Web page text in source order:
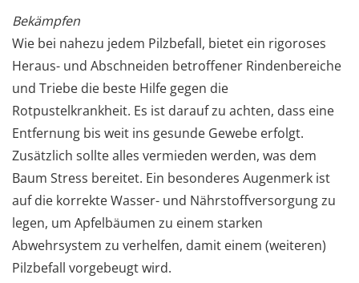
Bekämpfen
Wie bei nahezu jedem Pilzbefall, bietet ein rigoroses
Heraus- und Abschneiden betroffener Rindenbereiche
und Triebe die beste Hilfe gegen die
Rotpustelkrankheit. Es ist darauf zu achten, dass eine
Entfernung bis weit ins gesunde Gewebe erfolgt.
Zusätzlich sollte alles vermieden werden, was dem
Baum Stress bereitet. Ein besonderes Augenmerk ist
auf die korrekte Wasser- und Nährstoffversorgung zu
legen, um Apfelbäumen zu einem starken
Abwehrsystem zu verhelfen, damit einem (weiteren)
Pilzbefall vorgebeugt wird.